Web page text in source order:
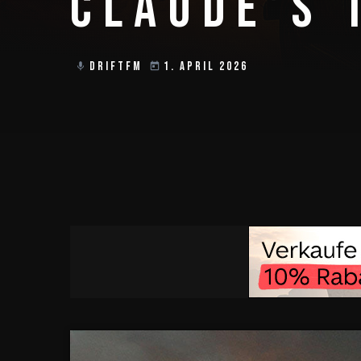
mic DRIFTFM today 1. APRIL 2026